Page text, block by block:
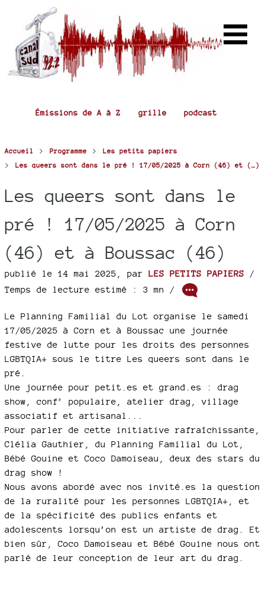
Émissions de A à Z grille podcast
Accueil > Programme > Les petits papiers
> Les queers sont dans le pré ! 17/05/2025 à Corn (46) et (…)
Les queers sont dans le
pré ! 17/05/2025 à Corn
(46) et à Boussac (46)
publié le 14 mai 2025 par LES PETITS PAPIERS /
Temps de lecture estimé : 3 mn /
Le Planning Familial du Lot organise le samedi
17/05/2025 à Corn et à Boussac une journée
festive de lutte pour les droits des personnes
LGBTQIA+ sous le titre Les queers sont dans le
pré.
Une journée pour petit.es et grand.es : drag
show, conf’ populaire, atelier drag, village
associatif et artisanal...
Pour parler de cette initiative rafraîchissante,
Clélia Gauthier, du Planning Familial du Lot,
Bébé Gouine et Coco Damoiseau, deux des stars du
drag show !
Nous avons abordé avec nos invité.es la question
de la ruralité pour les personnes LGBTQIA+, et
de la spécificité des publics enfants et
adolescents lorsqu’on est un artiste de drag. Et
bien sûr, Coco Damoiseau et Bébé Gouine nous ont
parlé de leur conception de leur art du drag.